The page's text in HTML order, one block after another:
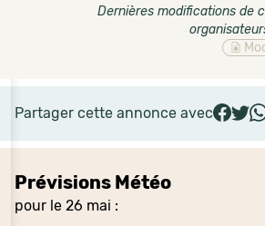
Prévisions Météo
pour le 26 mai :
Dernières modifications de
Partager cette annonce avec